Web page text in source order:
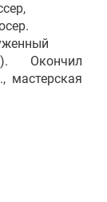
Окончил
мастерская